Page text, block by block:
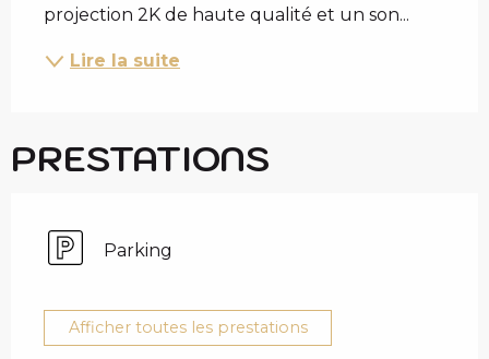
projection 2K de haute qualité et un son...
Lire la suite
PRESTATIONS
Parking
Afficher toutes les prestations